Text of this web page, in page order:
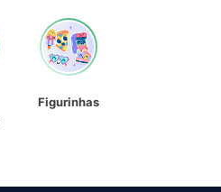
Figurinhas